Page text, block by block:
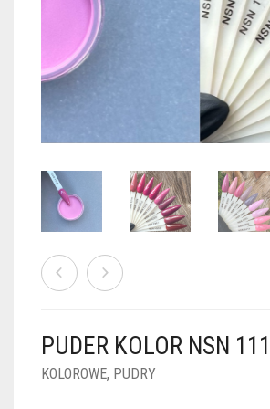
PUDRY BROKATOWE
PUDRY Z DROBINKAMI
PUDRY BUDUJĄCE
PUDRY DO FRENCH
PUDRY GALAXY
PUDRY SPARKLE
PUDRY ŚWIECĄCE
FOIL DIP
PUDER KOLOR NSN
KOLOROWE, PUDRY